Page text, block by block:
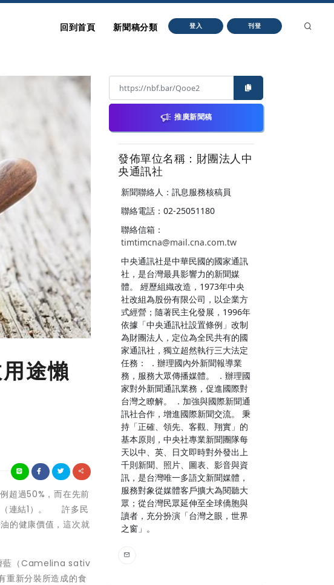
回到首頁 新聞稿分類 登入 刊登
途懶
超過50%，而在先前
（連結1）。 許多民
的健康價值，這次就
藍（Camelina sativ
重新分裝所造成的食
推廣新聞稿
發佈單位名稱：財團法人中
央通訊社
新聞聯絡人：訊息服務核稿員
聯絡電話：02-25051180
聯絡信箱：
timtimcna@mail.cna.com.tw
中央通訊社是中華民國的國家通訊
社，是台灣最具影響力的新聞媒
體。 經歷組織改造，1973年中央
社改組為股份有限公司，以企業方
式經營；隨著民主化發展，1996年
依據「中央通訊社設置條例」改制
為財團法人，定位為全民共有的國
家通訊社，獨立超然執行三大法定
任務： ．辦理國內外新聞報導業
務，服務大眾傳播媒體。 ．辦理國
家對外新聞通訊業務，促進國際對
台灣之瞭解。 ．加強與國際新聞通
訊社合作，增進國際新聞交流。 秉
持「正確、領先、客觀、翔實」的
基本原則，中央社專業新聞團隊每
天以中、英、日文即時對外發出上
千則新聞、照片、圖表、影音與資
訊，是台灣唯一多語文新聞媒體，
服務對象從媒體客戶擴大為閱聽大
眾；從台灣民眾延伸至全球僑胞與
讀者，充分扮演「台灣之眼，世界
之窗」。